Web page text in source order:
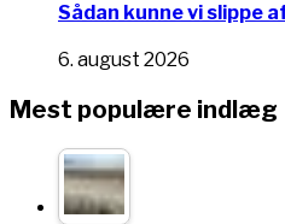
Sådan kunne vi slippe
6. august 2026
Mest populære indlæg